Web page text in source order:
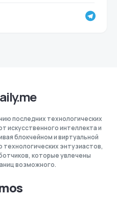
последних технологических
искусственного интеллекта и
блокчейном и виртуальной
энтузиастов,
которые увлечены
возможного.